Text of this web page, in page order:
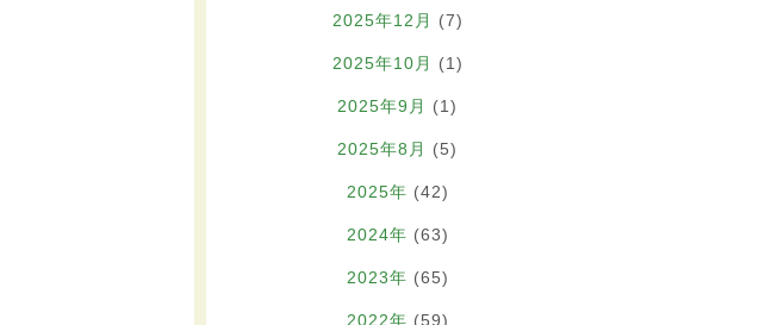
2025年12月 (7)
2025年10月 (1)
2025年9月 (1)
2025年8月 (5)
2025年 (42)
2024年 (63)
2023年 (65)
2022年 (59)